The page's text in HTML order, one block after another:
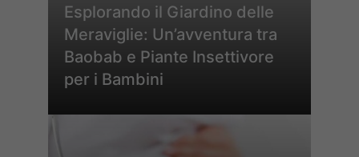
Esplorando il Giardino delle
Meraviglie: Un’avventura tra
Baobab e Piante Insettivore
per i Bambini